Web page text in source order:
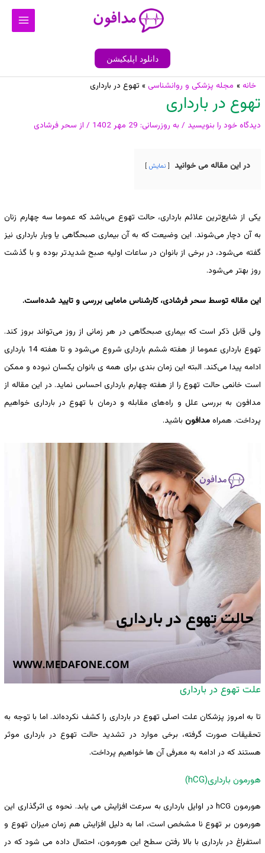
Main
دانلود اپلیکیشن
خانه مجله پزشکی و روانشناسی تهوع در بارداری
تهوع در بارداری
دیدگاه‌ خود را بنویسید / به روزرسانی: / از سحر فرشادی
در این مقاله می خوانید نمایش
یکی از شایع‌ترین علائم بارداری، حالت تهوع می‌باشد که عموما سه چهارم زنان
به آن دچار می‌شوند. این وضیعت که به آن بیماری صبحگاهی یا ویار بارداری نیز
گفته می‌شود، در برخی از بانوان در ساعات اولیه صبح شدیدتر بوده و با گذشت
روز بهتر می‌شود.
این مقاله توسط سحر فرشادی، کارشناس مامایی بررسی و تایید ‌شده‌است.
ولی قابل ذکر است که بیماری صبحگاهی در هر زمانی از روز می‌تواند بروز کند.
تهوع بارداری عموما از هفته ششم بارداری شروع می‌شود و تا هفته 14 بارداری
ادامه پیدا می‌کند. البته این زمان بندی برای همه ی بانوان یکسان نبوده و ممکن
است خانمی حالت تهوع را از هفته چهارم بارداری احساس نماید. در این مقاله از
مدافون به بررسی علل و راه‌های مقابله و درمان با تهوع در بارداری خواهیم
پرداخت. همراهمدافون باشید.
علت تهوع در بارداری
تا به امروز پزشکان علت اصلی تهوع در بارداری را کشف نکرده‌اند. اما با توجه به
تحقیقات صورت گرفته، برخی موارد در تشدید حالت تهوع در بارداری موثر
هستند که در ادامه به معرفی آن ها خواهیم پرداخت.
هورمون بارداری(hCG)
هورمون hCG در اوایل بارداری به سرعت افزایش می ‌یابد. نحوه‌ ی اثرگذاری این
هورمون بر تهوع نا مشخص است، اما به دلیل افزایش هم ‌زمان میزان تهوع و
استفراغ در بارداری با بالا رفتن سطح این هورمون، احتمال داده می‌ شود که در
پیمایش
نوشته